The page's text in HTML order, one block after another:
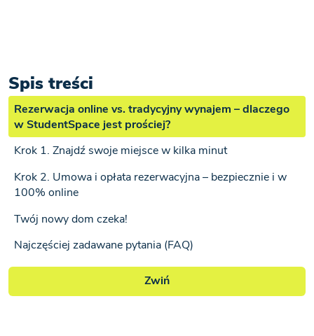
Spis treści
Rezerwacja online vs. tradycyjny wynajem – dlaczego
w StudentSpace jest prościej?
Krok 1. Znajdź swoje miejsce w kilka minut
Krok 2. Umowa i opłata rezerwacyjna – bezpiecznie i w
100% online
Twój nowy dom czeka!
Najczęściej zadawane pytania (FAQ)
Zwiń